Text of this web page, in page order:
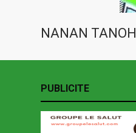
NANAN TANOH
PUBLICITE